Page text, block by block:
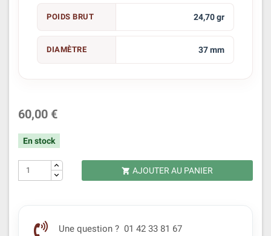
POIDS BRUT 24,70 gr
DIAMÈTRE 37 mm
60,00 €
En stock
 AJOUTER AU PANIER
Une question ? 01 42 33 81 67